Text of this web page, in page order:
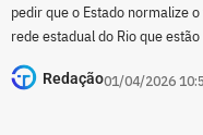
pedir que o Estado normalize
rede estadual do Rio que estão
Redação01/04/2026